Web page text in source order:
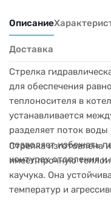
Описание
Доставка
Стрелка
для обеспечения
теплоносителя в
устанавливается
разделяет поток
позволяет избежать
контурах отопления
Стрелка изготовлена
имеет прочную
каучука. Она
температур и